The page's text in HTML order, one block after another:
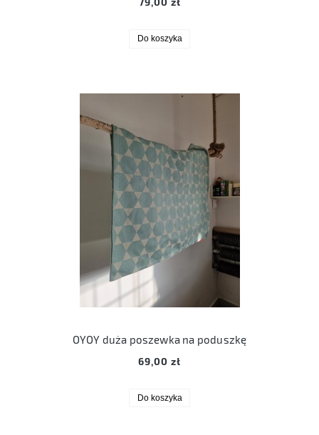
Do koszyka
OYOY duża poszewka na poduszkę
69,00 zł
Do koszyka